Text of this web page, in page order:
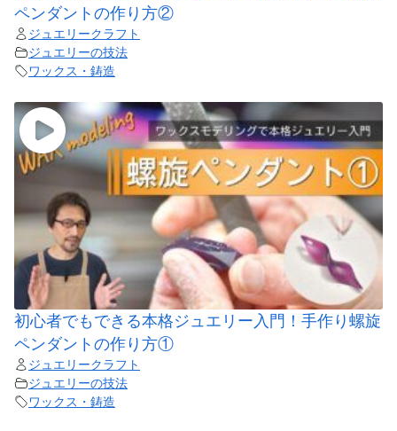
ペンダントの作り方②
ジュエリークラフト
ジュエリーの技法
ワックス・鋳造
初心者でもできる本格ジュエリー入門！手作り螺旋
ペンダントの作り方①
ジュエリークラフト
ジュエリーの技法
ワックス・鋳造